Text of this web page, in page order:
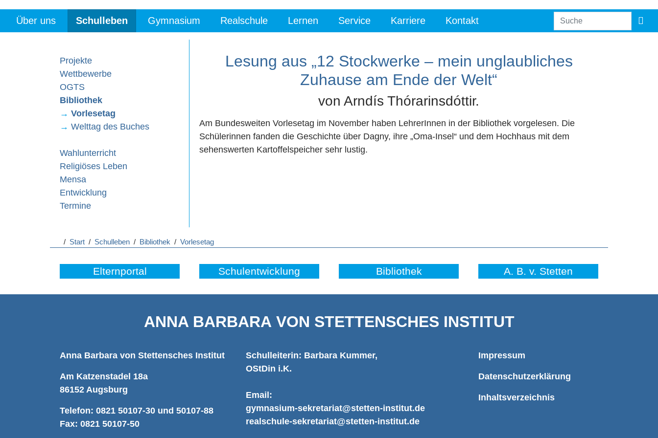
Über uns Schulleben Gymnasium Realschule Lernen Service Karriere Kontakt
Projekte
Wettbewerbe
OGTS
Bibliothek
→ Vorlesetag
→ Welttag des Buches
Wahlunterricht
Religiöses Leben
Mensa
Entwicklung
Termine
Lesung aus „12 Stockwerke – mein unglaubliches
Zuhause am Ende der Welt“
von Arndís Thórarinsdóttir.
Am Bundesweiten Vorlesetag im November haben LehrerInnen in der Bibliothek vorgelesen. Die
Schülerinnen fanden die Geschichte über Dagny, ihre „Oma-Insel“ und dem Hochhaus mit dem
sehenswerten Kartoffelspeicher sehr lustig.
/ Start / Schulleben / Bibliothek / Vorlesetag
Elternportal Schulentwicklung Bibliothek A. B. v. Stetten
ANNA BARBARA VON STETTENSCHES INSTITUT
Anna Barbara von Stettensches Institut
Am Katzenstadel 18a
86152 Augsburg
Telefon: 0821 50107-30 und 50107-88
Fax: 0821 50107-50
Schulleiterin: Barbara Kummer,
OStDin i.K.
Email:
gymnasium-sekretariat@stetten-institut.de
realschule-sekretariat@stetten-institut.de
Impressum
Datenschutzerklärung
Inhaltsverzeichnis